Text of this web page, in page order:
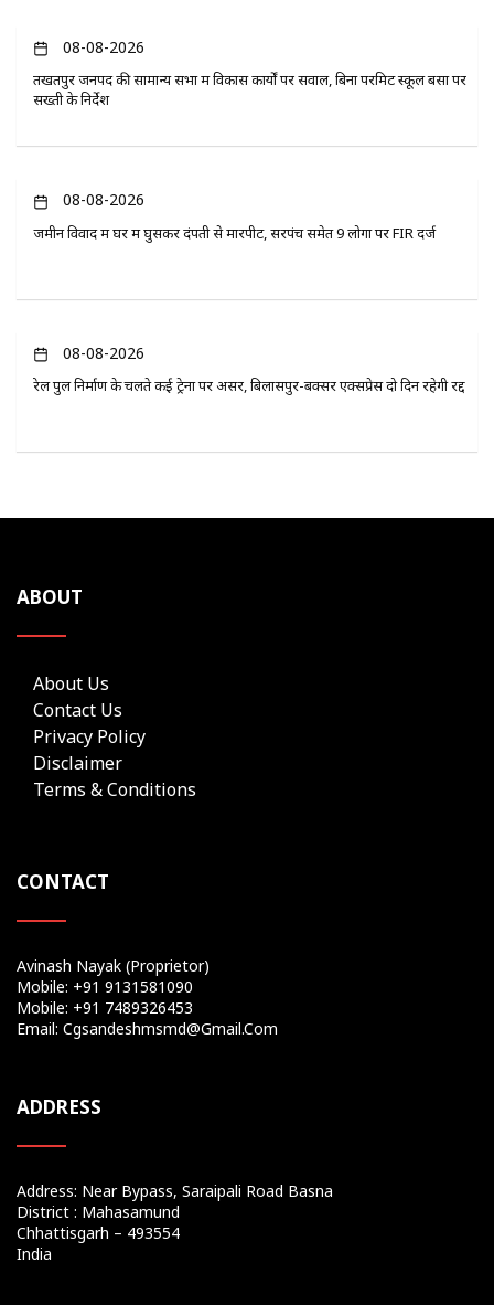
08-08-2026
तखतपुर जनपद की सामान्य सभा में विकास कार्यों पर सवाल, बिना परमिट स्कूल बसों पर
सख्ती के निर्देश
08-08-2026
जमीन विवाद में घर में घुसकर दंपती से मारपीट, सरपंच समेत 9 लोगों पर FIR दर्ज
08-08-2026
रेल पुल निर्माण के चलते कई ट्रेनों पर असर, बिलासपुर-बक्सर एक्सप्रेस दो दिन रहेगी रद्द
ABOUT
About Us
Contact Us
Privacy Policy
Disclaimer
Terms & Conditions
CONTACT
Avinash Nayak (Proprietor)
Mobile: +91 9131581090
Mobile: +91 7489326453
Email: Cgsandeshmsmd@gmail.com
ADDRESS
Address: Near Bypass, Saraipali Road Basna
District : Mahasamund
Chhattisgarh – 493554
India